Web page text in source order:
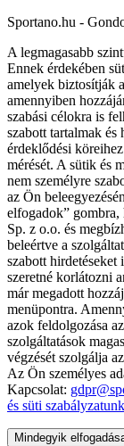
Sportano.hu -
A legmagasabb
Ennek érdekében
amelyek biztosítják
amennyiben
szabási célokra is
szabott tartalmak és
érdeklődési
mérését. A sütik és
nem személyre
az Ön
elfogadok”
Sp. z o.o. és
beleértve a
szabott hirdetéseket
szeretné korlátozni
már megadott
menüpontra.
azok feldolgozása
szolgáltatások
végzését szolgálja
Az Ön személyes
Kapcsolat:
és süti
Mindegyik